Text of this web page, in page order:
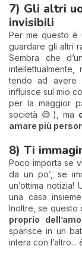
7) Gli altri
invisibili
Per me questo è
guardare gli altri
Sembra che
intellettualmente,
tendo ad avere
influisce sul mio
per la maggior
società 😅), ma
amare più
8) Ti
Poco importa se
da un po’, se
un’ottima
una casa
Inoltre, se questo
proprio
sparisce in un
intera con